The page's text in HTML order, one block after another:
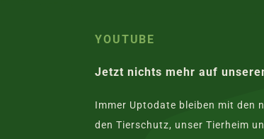
YOUTUBE
Jetzt nichts mehr auf
Immer Uptodate bleiben mit den
den Tierschutz, unser Tierheim